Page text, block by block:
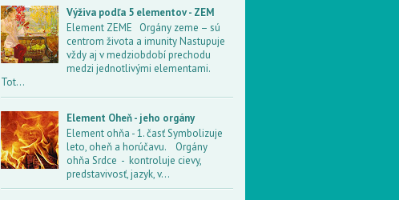
Výživa podľa 5 elementov - ZEM
Element ZEME Orgány zeme – sú
centrom života a imunity Nastupuje
vždy aj v medziobdobí prechodu
medzi jednotlivými elementami.
Tot...
Element Oheň - jeho orgány
Element ohňa - 1. časť Symbolizuje
leto, oheň a horúčavu. Orgány
ohňa Srdce - kontroluje cievy,
predstavivosť, jazyk, v...